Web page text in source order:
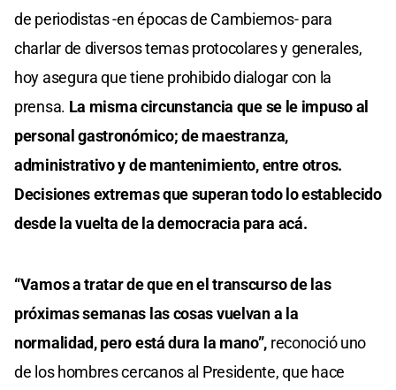
de periodistas -en épocas de Cambiemos- para
charlar de diversos temas protocolares y generales,
hoy asegura que tiene prohibido dialogar con la
prensa. La misma circunstancia que se le impuso al
personal gastronómico; de maestranza,
administrativo y de mantenimiento, entre otros.
Decisiones extremas que superan todo lo establecido
desde la vuelta de la democracia para acá.
“Vamos a tratar de que en el transcurso de las
próximas semanas las cosas vuelvan a la
normalidad, pero está dura la mano”, reconoció uno
de los hombres cercanos al Presidente, que hace